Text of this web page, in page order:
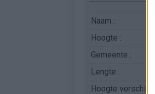
Naam :
Hoogte :
Gemeente :
Lengte :
Hoogte verschil